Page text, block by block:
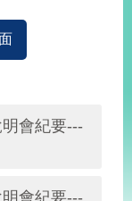
會紀要---
會紀要---